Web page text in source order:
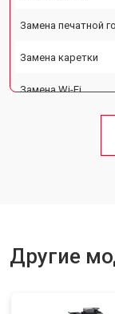
Замена печатной
Замена каретки
Замена Wi-Fi
Другие